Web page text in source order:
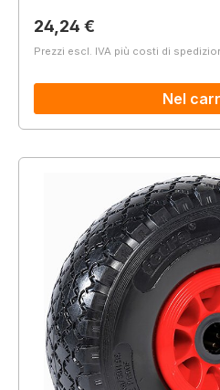
Prezzo normale:
24,24 €
Prezzi escl. IVA più costi di
Nel